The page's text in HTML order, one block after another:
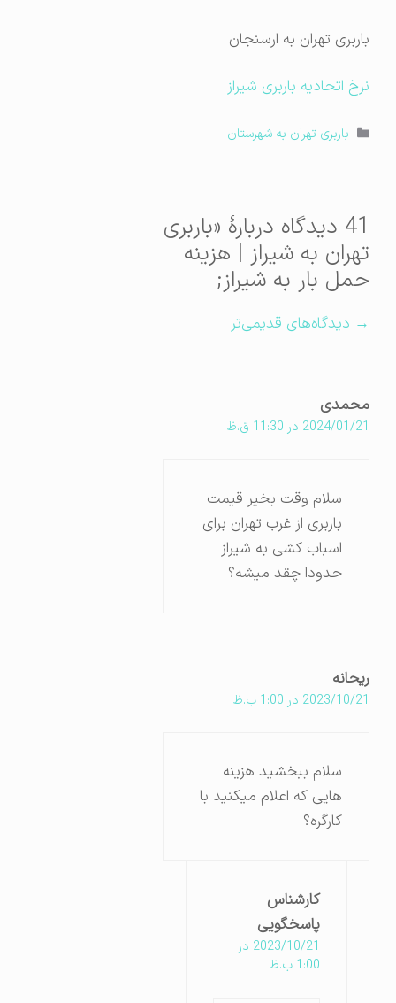
باربری تهران به ارسنجان
نرخ اتحادیه باربری شیراز
دسته‌ها
باربری تهران به شهرستان
41 دیدگاه دربارهٔ «باربری
تهران به شیراز | هزینه
حمل بار به شیراز;
ناوبری
→ دیدگاه‌های قدیمی‌تر
محمدی
2024/01/21 در 11:30 ق.ظ
سلام وقت بخیر قیمت
باربری از غرب تهران برای
اسباب کشی به شیراز
حدودا چقد میشه؟
ریحانه
2023/10/21 در 1:00 ب.ظ
سلام ببخشید هزینه
هایی که اعلام میکنید با
کارگره؟
کارشناس
پاسخگویی
2023/10/21 در